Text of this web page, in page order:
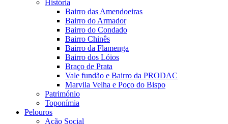
História
Bairro das Amendoeiras
Bairro do Armador
Bairro do Condado
Bairro Chinês
Bairro da Flamenga
Bairro dos Lóios
Braço de Prata
Vale fundão e Bairro da PRODAC
Marvila Velha e Poço do Bispo
Património
Toponímia
Pelouros
Ação Social